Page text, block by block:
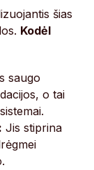
šias
Kodėl
saugo
o tai
Jis stiprina